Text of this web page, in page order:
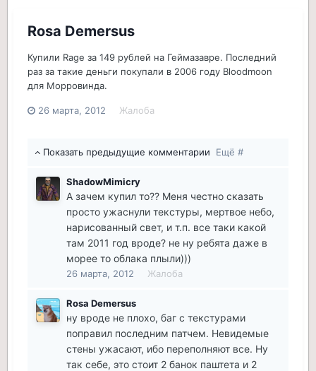
Rosa Demersus
Купили Rage за 149 рублей на Геймазавре. Последний
раз за такие деньги покупали в 2006 году Bloodmoon
для Морровинда.
26 марта, 2012 Жалоба
Показать предыдущие комментарии Ещё #
ShadowMimicry
А зачем купил то?? Меня честно сказать
просто ужаснули текстуры, мертвое небо,
нарисованный свет, и т.п. все таки какой
там 2011 год вроде? не ну ребята даже в
морее то облака плыли)))
26 марта, 2012 Жалоба
Rosa Demersus
ну вроде не плохо, баг с текстурами
поправил последним патчем. Невидемые
стены ужасают, ибо переполняют все. Ну
так себе, это стоит 2 банок паштета и 2